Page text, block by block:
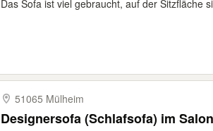
Das Sofa ist viel gebraucht, auf der Sitzfläche
51065 Mülheim
Designersofa (Schlafsofa) im